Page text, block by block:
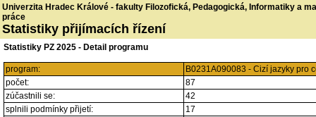
Univerzita Hradec Králové - fakulty Filozofická, Pedagogická, Informatiky a
práce
Statistiky přijímacích řízení
Statistiky PZ 2025 - Detail programu
program:
B0231A090083 - Cizí jazyky pro
počet:
87
zúčastnili se:
42
splnili podmínky přijetí:
17